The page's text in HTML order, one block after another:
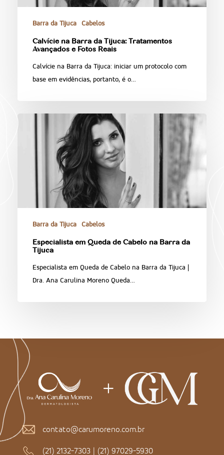
Barra da Tijuca Cabelos
Calvície na Barra da Tijuca: Tratamentos
Avançados e Fotos Reais
Calvície na Barra da Tijuca: iniciar um protocolo com
base em evidências, portanto, é o…
Barra da Tijuca Cabelos
Especialista em Queda de Cabelo na Barra da
Tijuca
Especialista em Queda de Cabelo na Barra da Tijuca |
Dra. Ana Carulina Moreno Queda…
contato@carumoreno.com.br
(21) 2132-7303 | (21) 97029-5930